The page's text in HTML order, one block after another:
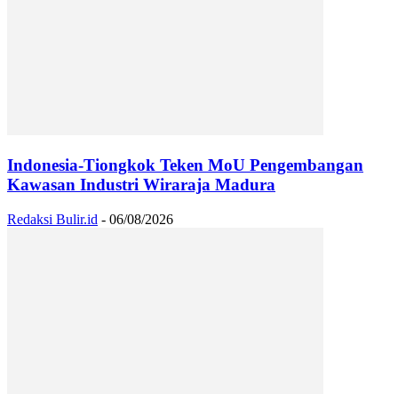
Indonesia-Tiongkok Teken MoU Pengembangan
Kawasan Industri Wiraraja Madura
Redaksi Bulir.id - 06/08/2026